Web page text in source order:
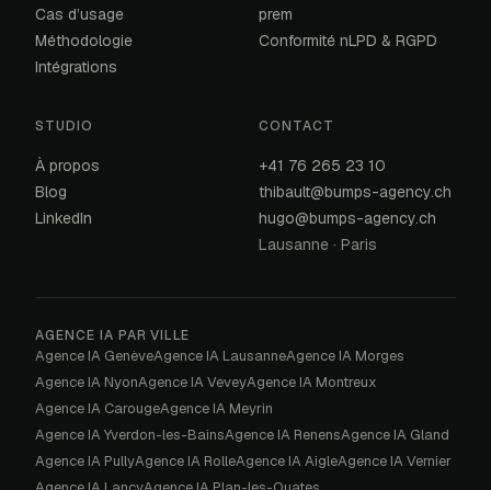
Cas d’usage
Méthodologie
Intégrations
prem
Conformité nLPD & RGPD
STUDIO
À propos
Blog
LinkedIn
CONTACT
+41 76 265 23 10
thibault@bumps-agency.ch
hugo@bumps-agency.ch
Lausanne · Paris
AGENCE IA PAR VILLE
Agence IA GenèveAgence IA LausanneAgence IA Morges
Agence IA NyonAgence IAVeveyAgence IA Montreux
Agence IA CarougeAgence IA Meyrin
Agence IAYverdon-les-BainsAgence IA RenensAgence IA Gland
Agence IA PullyAgence IA RolleAgence IAAigleAgence IAVernier